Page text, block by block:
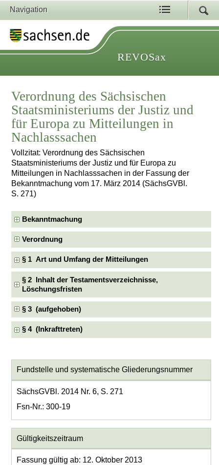
Navigation
REVOSax
Verordnung des Sächsischen
Staatsministeriums der Justiz und
für Europa zu Mitteilungen in
Nachlasssachen
Vollzitat: Verordnung des Sächsischen
Staatsministeriums der Justiz und für Europa zu
Mitteilungen in Nachlasssachen in der Fassung der
Bekanntmachung vom 17. März 2014 (SächsGVBl.
S. 271)
Bekanntmachung
Verordnung
§ 1 Art und Umfang der Mitteilungen
§ 2 Inhalt der Testamentsverzeichnisse,
Löschungsfristen
§ 3 (aufgehoben)
§ 4 (Inkrafttreten)
Fundstelle und systematische Gliederungsnummer
SächsGVBl. 2014 Nr. 6, S. 271
Fsn-Nr.: 300-19
Gültigkeitszeitraum
Fassung gültig ab: 12. Oktober 2013